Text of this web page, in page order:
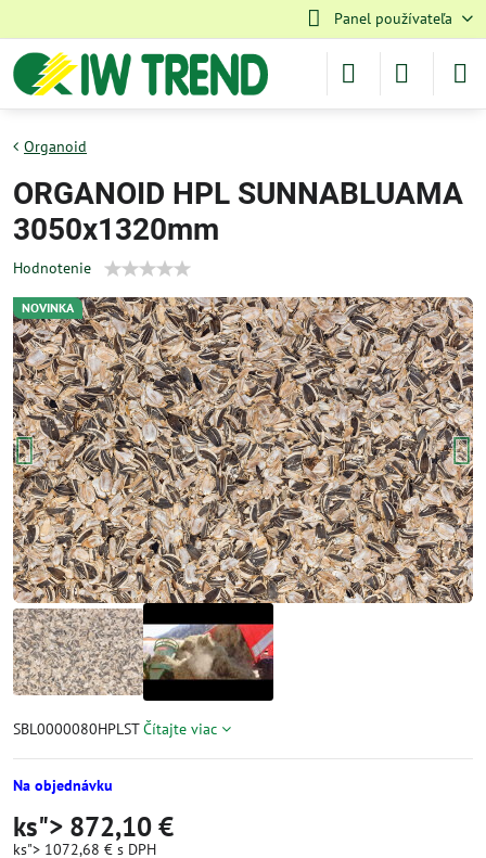
Panel používateľa
NOVINKA
Organoid
ORGANOID HPL SUNNABLUAMA
3050x1320mm
Hodnotenie
SBL0000080HPLSTČítajte viac
Na objednávku
ks"> 872,10 €
ks"> 1072,68 € s DPH